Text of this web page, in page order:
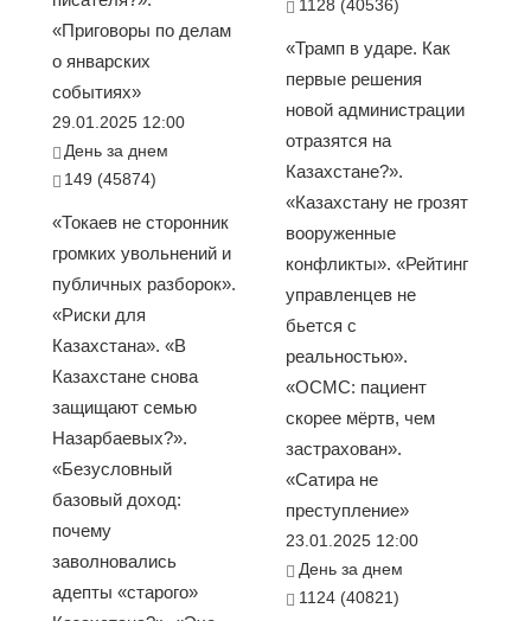
«Приговоры по делам
о январских
событиях»
29.01.2025 12:00
День за днем
149 (45874)
«Токаев не сторонник
громких увольнений и
публичных разборок».
«Риски для
Казахстана». «В
Казахстане снова
защищают семью
Назарбаевых?».
«Безусловный
базовый доход:
почему
заволновались
адепты «старого»
1128 (40536)
«Трамп в ударе. Как
первые решения
новой администрации
отразятся на
Казахстане?».
«Казахстану не грозят
вооруженные
конфликты». «Рейтинг
управленцев не
бьется с
реальностью».
«ОСМС: пациент
скорее мёртв, чем
застрахован».
«Сатира не
преступление»
23.01.2025 12:00
День за днем
1124 (40821)